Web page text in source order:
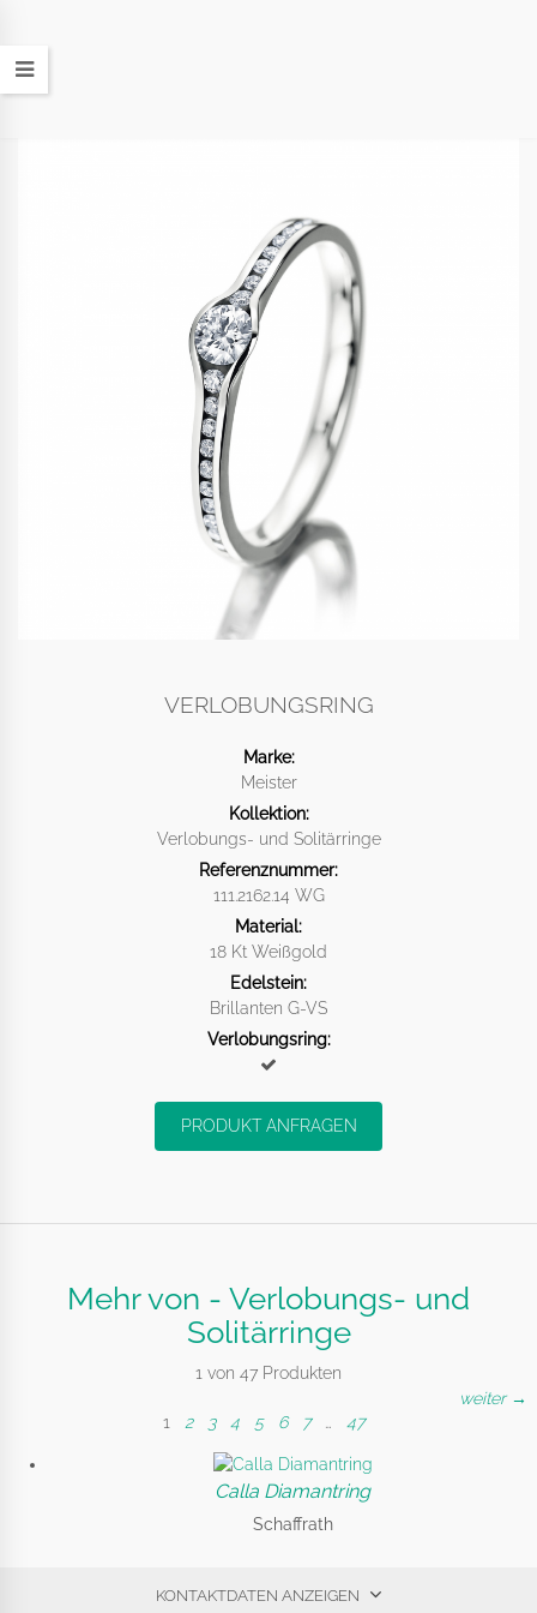
VERLOBUNGSRING
Marke:
Meister
Kollektion:
Verlobungs- und Solitärringe
Referenznummer:
111.2162.14 WG
Material:
18 Kt Weißgold
Edelstein:
Brillanten G-VS
Verlobungsring:
PRODUKT ANFRAGEN
Mehr von - Verlobungs- und
Solitärringe
1 von 47 Produkten
1 2 3 4 5 6 7 47
weiter →
Calla Diamantring
Schaffrath
KONTAKTDATEN ANZEIGEN